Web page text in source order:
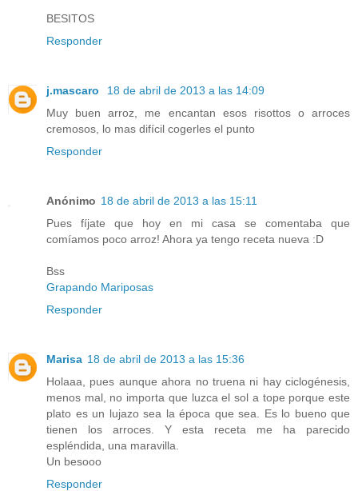
BESITOS
Responder
j.mascaro
18 de abril de 2013 a las 14:09
Muy buen arroz, me encantan esos risottos o arroces
cremosos, lo mas difícil cogerles el punto
Responder
Anónimo 18 de abril de 2013 a las 15:11
Pues fíjate que hoy en mi casa se comentaba que
comíamos poco arroz! Ahora ya tengo receta nueva :D
Bss
Grapando Mariposas
Responder
Marisa 18 de abril de 2013 a las 15:36
Holaaa, pues aunque ahora no truena ni hay ciclogénesis,
menos mal, no importa que luzca el sol a tope porque este
plato es un lujazo sea la época que sea. Es lo bueno que
tienen los arroces. Y esta receta me ha parecido
espléndida, una maravilla.
Un besooo
Responder